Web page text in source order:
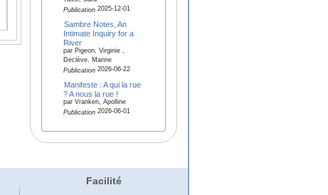
Publication2025-12-01
Sambre Notes, An
Intimate Inquiry for a
River
par Pigeon, Virginie ,
Declève, Marine
Publication2026-06-22
Manifeste : A qui la rue
? A nous la rue !
par Vranken, Apolline
Publication2026-06-01
Facilité